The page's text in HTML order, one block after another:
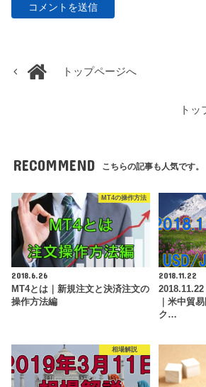
トップページへ
トッ
RECOMMEND こちらの記事も人気です。
MT4の操作方法
2018.6.26
MT4とは｜新規注文と決済注文の
操作方法編
2018.11.22
｜米中貿
ク…
相場解説